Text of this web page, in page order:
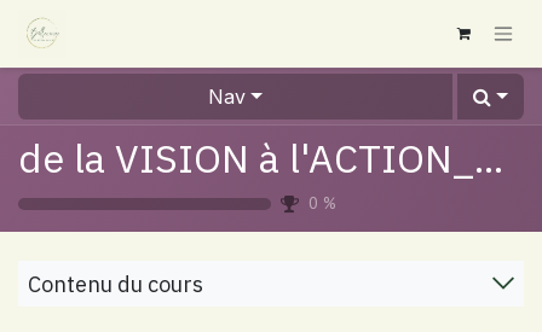
Se rendre au contenu
Nav
de la VISION à l'ACTION_Espace_Nadia B.
0 %
Contenu du cours